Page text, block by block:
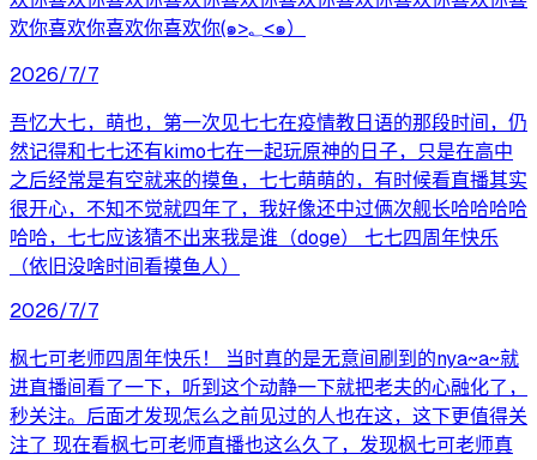
欢你喜欢你喜欢你喜欢你(๑>؂<๑）
2026/7/7
吾忆大七，萌也，第一次见七七在疫情教日语的那段时间，仍
然记得和七七还有kimo七在一起玩原神的日子，只是在高中
之后经常是有空就来的摸鱼，七七萌萌的，有时候看直播其实
很开心，不知不觉就四年了，我好像还中过俩次舰长哈哈哈哈
哈哈，七七应该猜不出来我是谁（doge） 七七四周年快乐
（依旧没啥时间看摸鱼人）
2026/7/7
枫七可老师四周年快乐！ 当时真的是无意间刷到的nya~a~就
进直播间看了一下，听到这个动静一下就把老夫的心融化了，
秒关注。后面才发现怎么之前见过的人也在这，这下更值得关
注了 现在看枫七可老师直播也这么久了，发现枫七可老师真